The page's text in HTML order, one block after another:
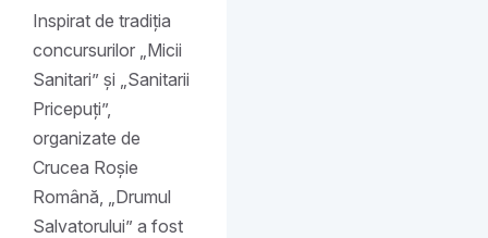
Inspirat de tradiția
concursurilor „Micii
Sanitari” și „Sanitarii
Pricepuți”,
organizate de
Crucea Roșie
Română, „Drumul
Salvatorului” a fost